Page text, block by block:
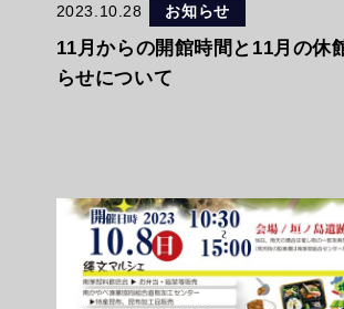
2023.10.28 お知らせ
11月からの開館時間と11月の休
らせについて